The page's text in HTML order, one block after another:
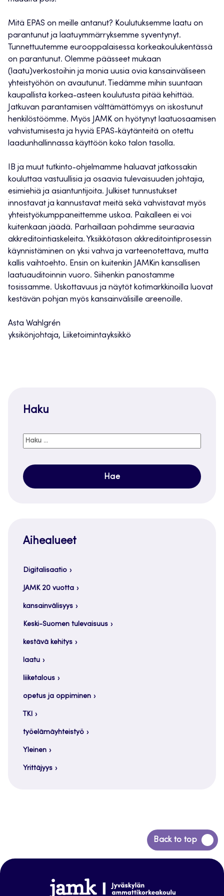
Mitä EPAS on meille antanut? Koulutuksemme laatu on
parantunut ja laatuymmärryksemme syventynyt.
Tunnettuutemme eurooppalaisessa korkeakoulukentässä
on parantunut. Olemme päässeet mukaan
(laatu)verkostoihin ja monia uusia ovia kansainväliseen
yhteistyöhön on avautunut. Tiedämme mihin suuntaan
kaupallista korkea-asteen koulutusta pitää kehittää.
Jatkuvan parantamisen välttämättömyys on iskostunut
henkilöstöömme. Myös JAMK on hyötynyt laatuosaamisen
vahvistumisesta ja hyviä EPAS-käytänteitä on otettu
laadunhallinnassa käyttöön koko talon tasolla.
IB ja muut tutkinto-ohjelmamme haluavat jatkossakin
kouluttaa vastuullisia ja osaavia tulevaisuuden johtajia,
esimiehiä ja asiantuntijoita. Julkiset tunnustukset
innostavat ja kannustavat meitä sekä vahvistavat myös
yhteistyökumppaneittemme uskoa. Paikalleen ei voi
kuitenkaan jäädä. Parhaillaan pohdimme seuraavia
akkreditointiaskeleita. Yksikkötason akkreditointiprosessin
käynnistäminen on yksi vahva ja varteenotettava, mutta
kallis vaihtoehto. Ensin on kuitenkin JAMKin kansallisen
laatuauditoinnin vuoro. Siihenkin panostamme
tosissamme. Uskottavuus ja näytöt kotimarkkinoilla luovat
kestävän pohjan myös kansainvälisille areenoille.
Asta Wahlgrén
yksikönjohtaja, Liiketoimintayksikkö
Haku
Haku:
Aihealueet
Digitalisaatio
JAMK 20 vuotta
kansainvälisyys
Keski-Suomen tulevaisuus
kestävä kehitys
laatu
liiketalous
opetus ja oppiminen
TKI
työelämäyhteistyö
Yleinen
Yrittäjyys
Back to top
Siirry
takaisin
www.jamk.fi